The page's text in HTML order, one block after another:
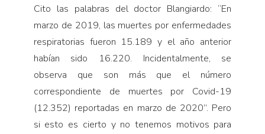
Cito las palabras del doctor Blangiardo: “En
marzo de 2019, las muertes por enfermedades
respiratorias fueron 15.189 y el año anterior
habían sido 16.220. Incidentalmente, se
observa que son más que el número
correspondiente de muertes por Covid-19
(12.352) reportadas en marzo de 2020”. Pero
si esto es cierto y no tenemos motivos para